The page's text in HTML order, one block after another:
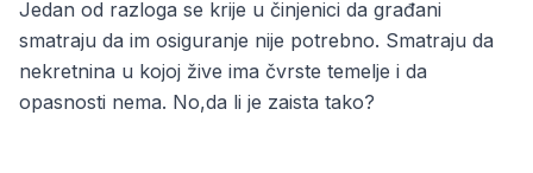
Jedan od razloga se krije u činjenici da građani
smatraju da im osiguranje nije potrebno. Smatraju da
nekretnina u kojoj žive ima čvrste temelje i da
opasnosti nema. No,da li je zaista tako?